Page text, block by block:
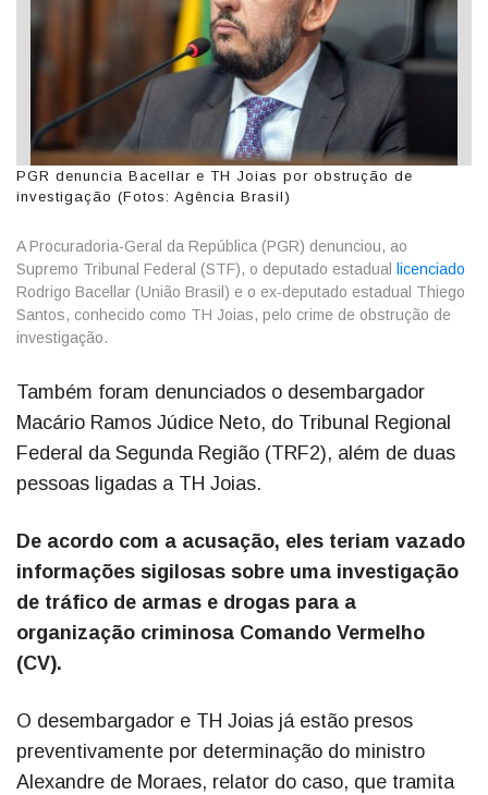
PGR denuncia Bacellar e TH Joias por obstrução de
investigação (Fotos: Agência Brasil)
A Procuradoria-Geral da República (PGR) denunciou, ao
Supremo Tribunal Federal (STF), o deputado estadual
licenciado
Rodrigo Bacellar (União Brasil) e o ex-deputado estadual Thiego
Santos, conhecido como TH Joias, pelo crime de obstrução de
investigação.
Também foram denunciados o desembargador
Macário Ramos Júdice Neto, do Tribunal Regional
Federal da Segunda Região (TRF2), além de duas
pessoas ligadas a TH Joias.
De acordo com a acusação, eles teriam vazado
informações sigilosas sobre uma investigação
de tráfico de armas e drogas para a
organização criminosa Comando Vermelho
(CV).
O desembargador e TH Joias já estão presos
preventivamente por determinação do ministro
Alexandre de Moraes, relator do caso, que tramita